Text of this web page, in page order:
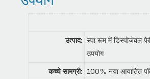
उत्पाद: स्पा रूम में डिस्पोजेबल
उपयोग
कच्चे सामग्री: 100% नया आयातित